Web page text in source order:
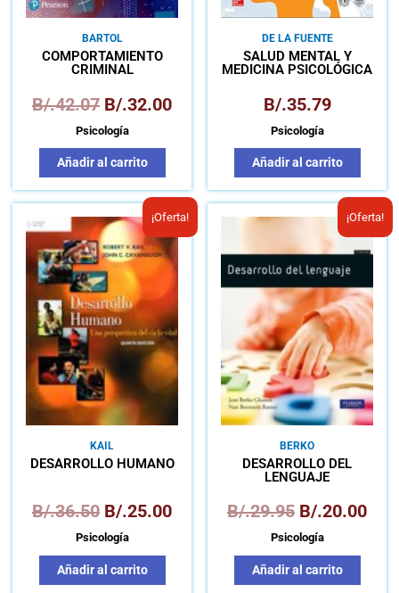
BARTOL
COMPORTAMIENTO
CRIMINAL
B/.42.07 B/.32.00
Psicología
Añadir al carrito
DE LA FUENTE
SALUD MENTAL Y
MEDICINA PSICOLÓGICA
B/.35.79
Psicología
Añadir al carrito
¡Oferta!
KAIL
DESARROLLO HUMANO
B/.36.50
El
precio
original
era:
B/.36.50.
B/.25.00
El
precio
actual
B/.25.00.
Psicología
Añadir al carrito
¡Oferta!
BERKO
DESARROLLO DEL
LENGUAJE
B/.29.95
El
precio
original
era:
B/.29.95.
B/.20.00
El
es:
B/
Psicología
Añadir al carrito